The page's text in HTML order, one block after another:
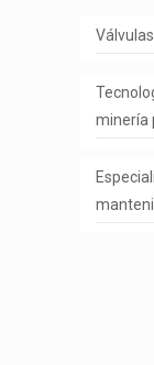
minería